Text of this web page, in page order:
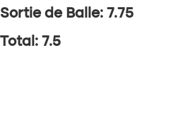
Sortie de Balle: 7.75
Total: 7.5